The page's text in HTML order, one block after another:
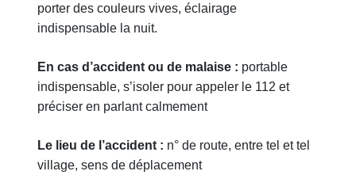
porter des couleurs vives, éclairage
indispensable la nuit.
En cas d’accident ou de malaise : portable
indispensable, s’isoler pour appeler le 112 et
préciser en parlant calmement
Le lieu de l’accident : n° de route, entre tel et tel
village, sens de déplacement